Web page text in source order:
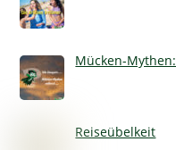
Mücken-
Reiseübelkeit